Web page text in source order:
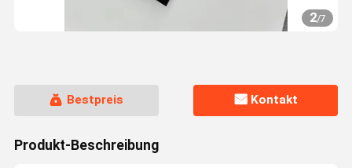
2/7
Bestpreis Kontakt
Produkt-Beschreibung